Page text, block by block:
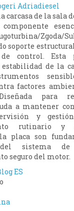
Adriadiesel
carcasa de la sala
componente
soporte
control. Esta
de la
factores
para
a mantener
y
rutinario y
placa son
del sistema
seguro del motor.
ES